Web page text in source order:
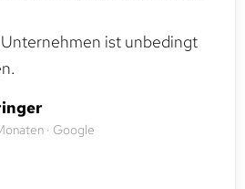
ist unbedingt
· Google